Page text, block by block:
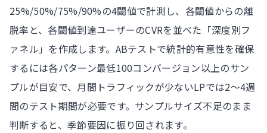
25%/50%/75%/90%の4閾値で計測し、各閾値からの離
脱率と、各閾値到達ユーザーのCVRを並べた「深度別フ
ァネル」を作成します。ABテストで統計的有意性を確保
するには各パターン最低100コンバージョン以上のサン
プルが目安で、月間トラフィックが少ないLPでは2〜4週
間のテスト期間が必要です。サンプルサイズ不足のまま
判断すると、季節要因に振り回されます。